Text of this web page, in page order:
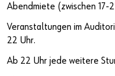
Abendmiete (zwischen 17-
Veranstaltungen im
22 Uhr.
Ab 22 Uhr jede weitere